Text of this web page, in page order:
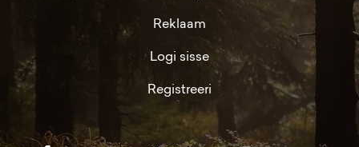
Reklaam
Logi sisse
Registreeri